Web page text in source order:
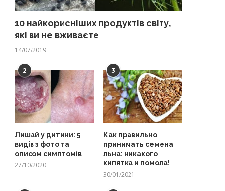
10 найкорисніших продуктів світу,
які ви не вживаєте
14/07/2019
2
Лишай у дитини: 5
видів з фото та
описом симптомів
27/10/2020
3
Как правильно
принимать семена
льна: никакого
кипятка и помола!
30/01/2021